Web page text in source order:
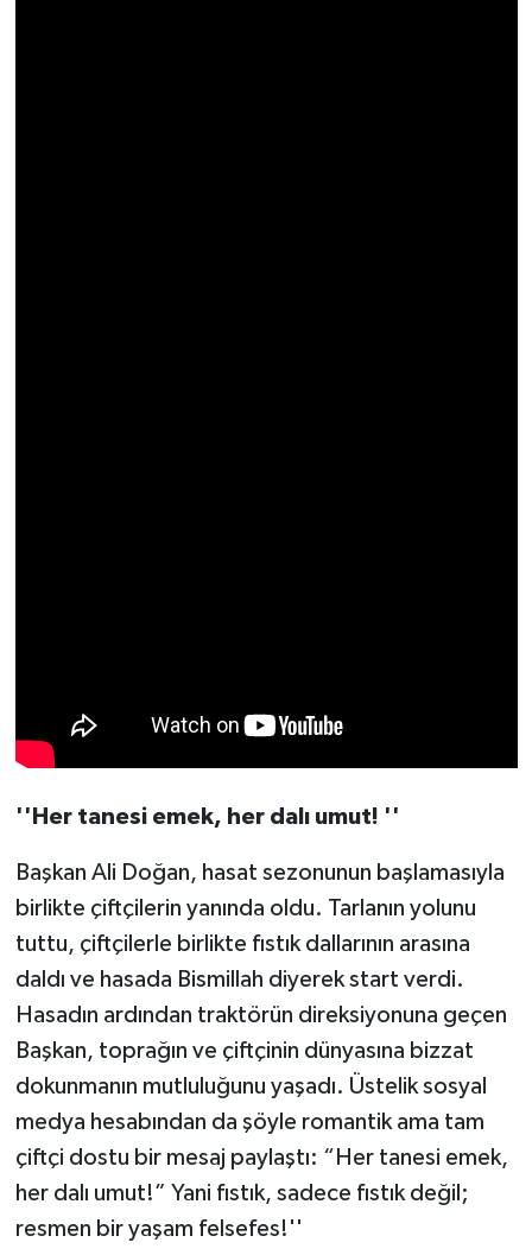
''Her tanesi emek, her dalı umut! ''
Başkan Ali Doğan, hasat sezonunun başlamasıyla
birlikte çiftçilerin yanında oldu. Tarlanın yolunu
tuttu, çiftçilerle birlikte fıstık dallarının arasına
daldı ve hasada Bismillah diyerek start verdi.
Hasadın ardından traktörün direksiyonuna geçen
Başkan, toprağın ve çiftçinin dünyasına bizzat
dokunmanın mutluluğunu yaşadı. Üstelik sosyal
medya hesabından da şöyle romantik ama tam
çiftçi dostu bir mesaj paylaştı: “Her tanesi emek,
her dalı umut!” Yani fıstık, sadece fıstık değil;
resmen bir yaşam felsefes!''